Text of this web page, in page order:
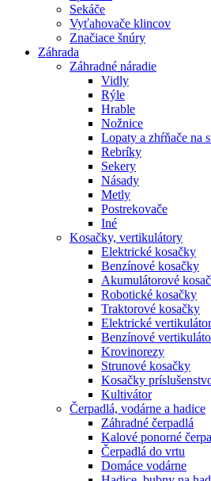
Sekáče
Vyťahovače klincov
Značiace šnúry
Záhrada
Záhradné náradie
Vidly
Rýle
Hrable
Nožnice
Lopaty a zhŕňače na
Rebríky
Sekery
Násady
Metly
Postrekovače
Iné
Kosačky, vertikulátory
Elektrické kosačky
Benzínové kosačky
Akumulátorové
Robotické kosačky
Traktorové kosačky
Elektrické
Benzínové
Krovinorezy
Strunové kosačky
Kosačky
Kultivátor
Čerpadlá, vodárne a hadice
Záhradné čerpadlá
Kalové ponorné
Čerpadlá do vrtu
Domáce vodárne